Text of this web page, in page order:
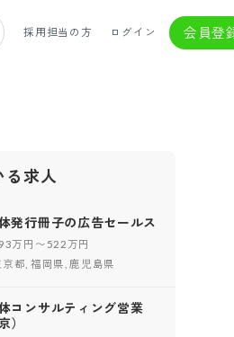
採用担当の方 ログイン 会員登
る求人
発行冊子の広告セールス
万円〜522万円
京都, 福岡県, 鹿児島県
コンサルティング営業
）